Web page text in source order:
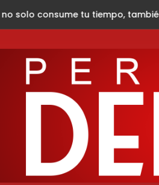
también puede poner en